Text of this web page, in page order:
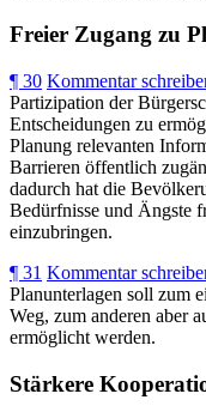
Freier Zugang zu
¶ 30 Kommentar
Partizipation der
Entscheidungen zu
Planung relevanten
Barrieren öffentlich
dadurch hat die
Bedürfnisse und Ängste
einzubringen.
¶ 31 Kommentar
Planunterlagen soll zum
Weg, zum anderen aber
ermöglicht werden.
Stärkere